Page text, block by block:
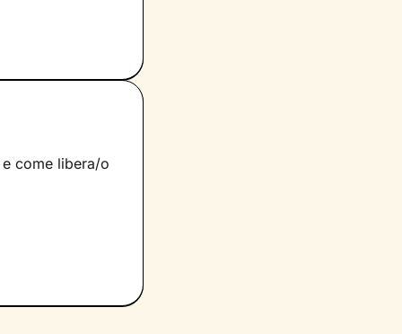
da innescare il
delle
di
come libera/o